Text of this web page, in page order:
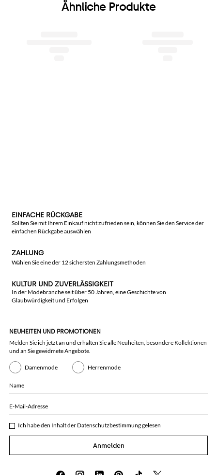
Ähnliche Produkte
EINFACHE RÜCKGABE
Sollten Sie mit Ihrem Einkauf nicht zufrieden sein, können Sie den Service der
einfachen Rückgabe auswählen
ZAHLUNG
Wählen Sie eine der 12 sichersten Zahlungsmethoden
KULTUR UND ZUVERLÄSSIGKEIT
In der Modebranche seit über 50 Jahren, eine Geschichte von
Glaubwürdigkeit und Erfolgen
NEUHEITEN UND PROMOTIONEN
Melden Sie ich jetzt an und erhalten Sie alle Neuheiten, besondere Kollektionen
und an Sie gewidmete Angebote.
Damenmode Herrenmode
Name
E-Mail-Adresse
Ich habe den Inhalt der Datenschutzbestimmunggelesen
Anmelden